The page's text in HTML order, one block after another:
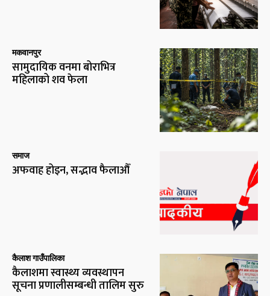
मकवानपुर
सामुदायिक वनमा बोराभित्र
महिलाको शव फेला
समाज
अफवाह होइन, सद्भाव फैलाऔँ
कैलाश गाउँपालिका
कैलाशमा स्वास्थ्य व्यवस्थापन
सूचना प्रणालीसम्बन्धी तालिम सुरु